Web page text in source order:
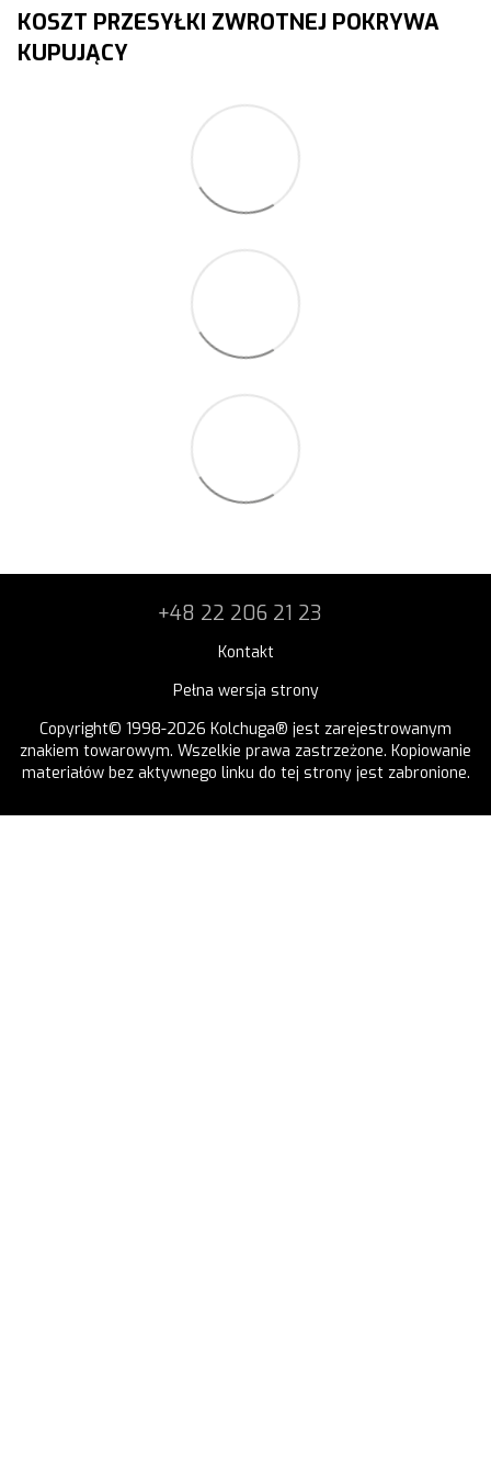
KOSZT PRZESYŁKI ZWROTNEJ POKRYWA
KUPUJĄCY
+48 22 206 21 23
Kontakt
Pełna wersja strony
Copyright© 1998-2026 Kolchuga® jest zarejestrowanym
znakiem towarowym. Wszelkie prawa zastrzeżone. Kopiowanie
materiałów bez aktywnego linku do tej strony jest zabronione.